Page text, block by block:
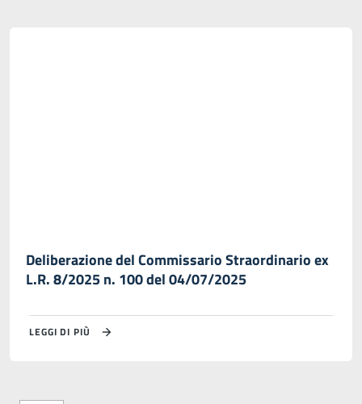
Deliberazione del Commissario Straordinario ex
L.R. 8/2025 n. 100 del 04/07/2025
LEGGI DI PIÙ